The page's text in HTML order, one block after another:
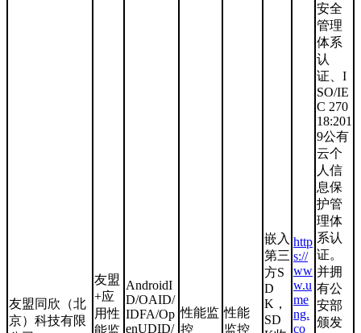
友盟同欣（北
京）科技有限
友盟
+应
用性
AndroidI
D/OAID/
IDFA/Op
enUDID/
性能监
控
性能
监控
嵌入
第三
方S
D
K，
SD
http
s://
ww
w.u
me
ng.
co
安全
管理
体系
认
证、I
SO/IE
C 270
18:201
9公有
云个
人信
息保
护管
理体
系认
证。
并拥
有公
安部
颁发